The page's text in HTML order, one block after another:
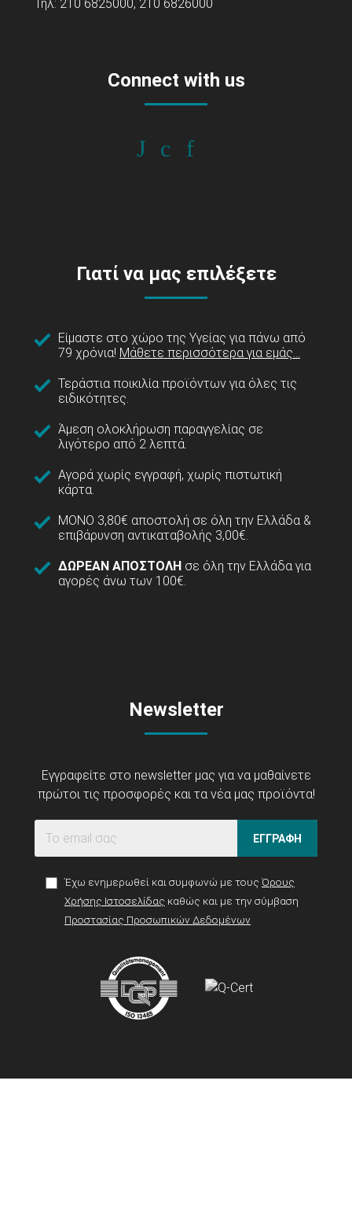
Τηλ: 210 6825000, 210 6826000
Connect with us
Γιατί να μας επιλέξετε
Είμαστε στο χώρο της Υγείας για πάνω από
79 χρόνια! Μάθετε περισσότερα για εμάς...
Τεράστια ποικιλία προϊόντων για όλες τις
ειδικότητες.
Άμεση ολοκλήρωση παραγγελίας σε
λιγότερο από 2 λεπτά.
Αγορά χωρίς εγγραφή, χωρίς πιστωτική
κάρτα.
ΜΟΝΟ 3,80€ αποστολή σε όλη την Ελλάδα &
επιβάρυνση αντικαταβολής 3,00€.
ΔΩΡΕΑΝ ΑΠΟΣΤΟΛΗ σε όλη την Ελλάδα για
αγορές άνω των 100€.
Newsletter
Εγγραφείτε στο newsletter μας για να μαθαίνετε
πρώτοι τις προσφορές και τα νέα μας προϊόντα!
ΕΓΓΡΑΦΗ
Έχω ενημερωθεί και συμφωνώ με τους Όρους
Χρήσης Ιστοσελίδας καθώς και με την σύμβαση
Προστασίας Προσωπικών Δεδομένων